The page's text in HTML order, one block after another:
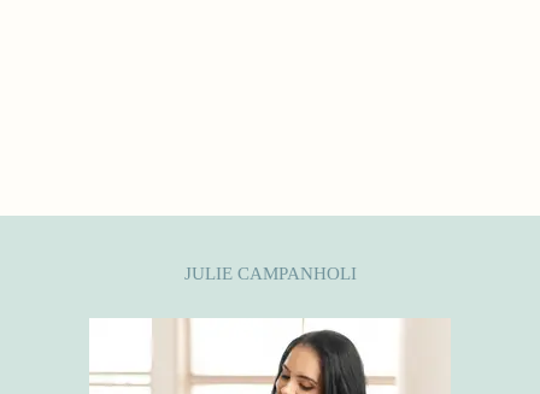
JULIE CAMPANHOLI